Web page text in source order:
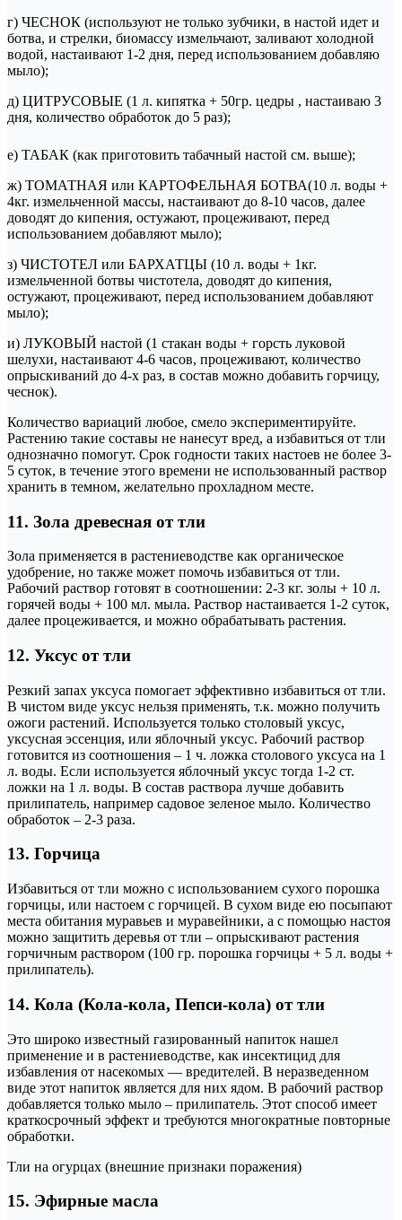
г) ЧЕСНОК (используют не только зубчики, в настой идет и
ботва, и стрелки, биомассу измельчают, заливают холодной
водой, настаивают 1-2 дня, перед использованием добавляю
мыло);
д) ЦИТРУСОВЫЕ (1 л. кипятка + 50гр. цедры , настаиваю 3
дня, количество обработок до 5 раз);
е) ТАБАК (как приготовить табачный настой см. выше);
ж) ТОМАТНАЯ или КАРТОФЕЛЬНАЯ БОТВА(10 л. воды +
4кг. измельченной массы, настаивают до 8-10 часов, далее
доводят до кипения, остужают, процеживают, перед
использованием добавляют мыло);
з) ЧИСТОТЕЛ или БАРХАТЦЫ (10 л. воды + 1кг.
измельченной ботвы чистотела, доводят до кипения,
остужают, процеживают, перед использованием добавляют
мыло);
и) ЛУКОВЫЙ настой (1 стакан воды + горсть луковой
шелухи, настаивают 4-6 часов, процеживают, количество
опрыскиваний до 4-х раз, в состав можно добавить горчицу,
чеснок).
Количество вариаций любое, смело экспериментируйте.
Растению такие составы не нанесут вред, а избавиться от тли
однозначно помогут. Срок годности таких настоев не более 3-
5 суток, в течение этого времени не использованный раствор
хранить в темном, желательно прохладном месте.
11. Зола древесная от тли
Зола применяется в растениеводстве как органическое
удобрение, но также может помочь избавиться от тли.
Рабочий раствор готовят в соотношении: 2-3 кг. золы + 10 л.
горячей воды + 100 мл. мыла. Раствор настаивается 1-2 суток,
далее процеживается, и можно обрабатывать растения.
12. Уксус от тли
Резкий запах уксуса помогает эффективно избавиться от тли.
В чистом виде уксус нельзя применять, т.к. можно получить
ожоги растений. Используется только столовый уксус,
уксусная эссенция, или яблочный уксус. Рабочий раствор
готовится из соотношения – 1 ч. ложка столового уксуса на 1
л. воды. Если используется яблочный уксус тогда 1-2 ст.
ложки на 1 л. воды. В состав раствора лучше добавить
прилипатель, например садовое зеленое мыло. Количество
обработок – 2-3 раза.
13. Горчица
Избавиться от тли можно с использованием сухого порошка
горчицы, или настоем с горчицей. В сухом виде ею посыпают
места обитания муравьев и муравейники, а с помощью настоя
можно защитить деревья от тли – опрыскивают растения
горчичным раствором (100 гр. порошка горчицы + 5 л. воды +
прилипатель).
14. Кола (Кола-кола, Пепси-кола) от тли
Это широко известный газированный напиток нашел
применение и в растениеводстве, как инсектицид для
избавления от насекомых — вредителей. В неразведенном
виде этот напиток является для них ядом. В рабочий раствор
добавляется только мыло – прилипатель. Этот способ имеет
краткосрочный эффект и требуются многократные повторные
обработки.
Тли на огурцах (внешние признаки поражения)
15. Эфирные масла